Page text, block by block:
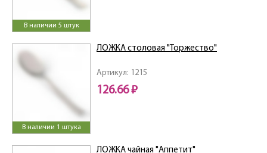
В наличии 5 штук
В наличии 1 штука
Артикул: 1215
ЛОЖКА столовая "Торжество"
126.66 ₽
ЛОЖКА чайная "Аппетит"